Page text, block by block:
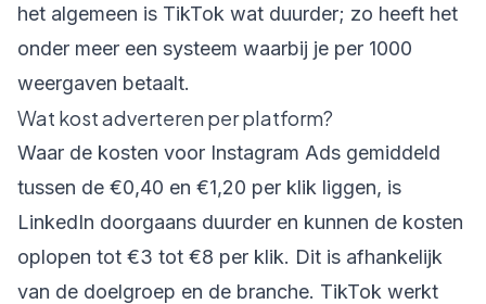
het algemeen is TikTok wat duurder; zo heeft het
onder meer een systeem waarbij je per 1000
weergaven betaalt.
Wat kost adverteren per platform?
Waar de kosten voor Instagram Ads gemiddeld
tussen de €0,40 en €1,20 per klik liggen, is
LinkedIn doorgaans duurder en kunnen de kosten
oplopen tot €3 tot €8 per klik. Dit is afhankelijk
van de doelgroep en de branche. TikTok werkt